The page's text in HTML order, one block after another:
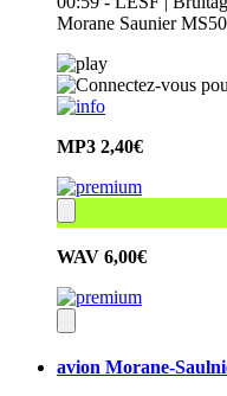
Morane Saunier
MP3 2,40€
WAV 6,00€
avion Morane-